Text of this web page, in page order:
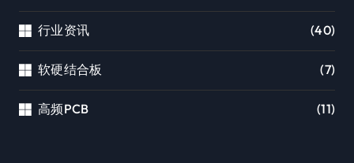
行业资讯 (40)
软硬结合板 (7)
高频PCB (11)